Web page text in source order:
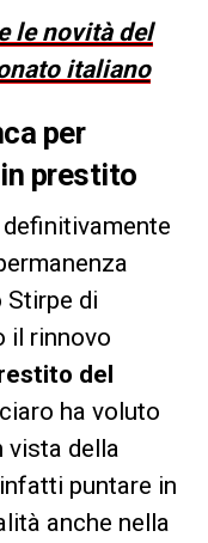
le novità del
italiano
per
prestito
Stirpe di
il rinnovo
del
ha voluto
vista della
puntare in
anche nella